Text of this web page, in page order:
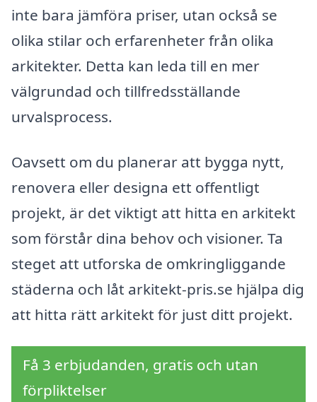
inte bara jämföra priser, utan också se
olika stilar och erfarenheter från olika
arkitekter. Detta kan leda till en mer
välgrundad och tillfredsställande
urvalsprocess.
Oavsett om du planerar att bygga nytt,
renovera eller designa ett offentligt
projekt, är det viktigt att hitta en arkitekt
som förstår dina behov och visioner. Ta
steget att utforska de omkringliggande
städerna och låt arkitekt-pris.se hjälpa dig
att hitta rätt arkitekt för just ditt projekt.
Få 3 erbjudanden, gratis och utan
förpliktelser